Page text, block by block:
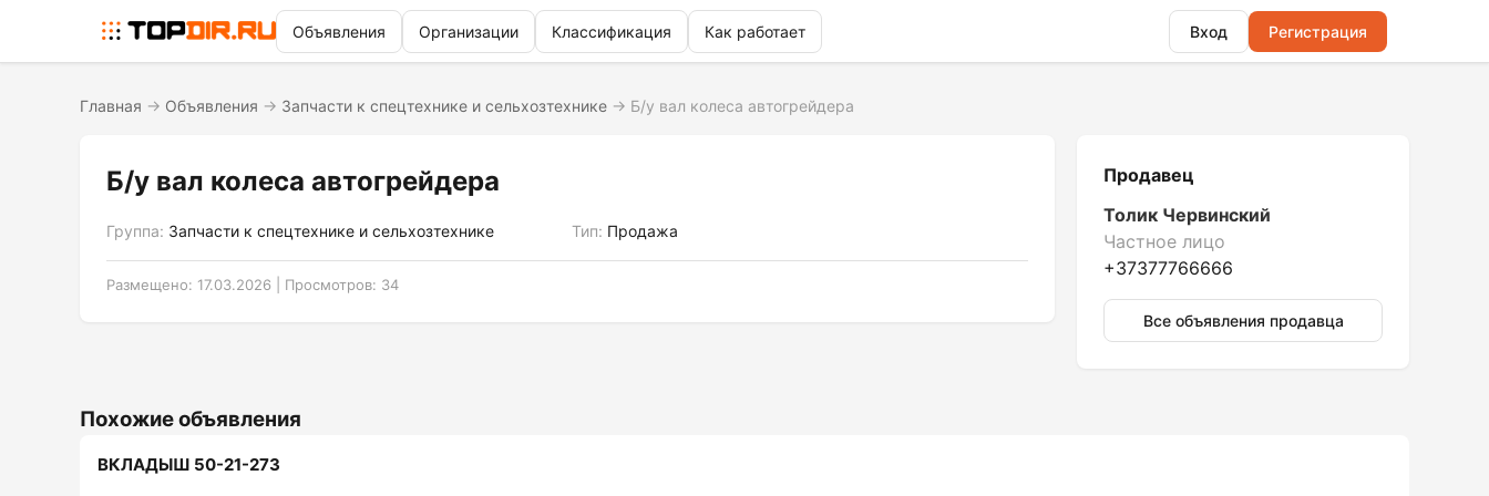
Объявления Организации Классификация Как работает Вход Регистрация
Главная → Объявления → Запчасти к спецтехнике и сельхозтехнике → Б/у вал колеса автогрейдера
Б/у вал колеса автогрейдера
Группа: Запчасти к спецтехнике и сельхозтехнике Тип: Продажа
Размещено: 17.03.2026 | Просмотров: 34
Продавец
Толик Червинский
Частное лицо
+37377766666
Все объявления продавца
Похожие объявления
ВКЛАДЫШ 50-21-273